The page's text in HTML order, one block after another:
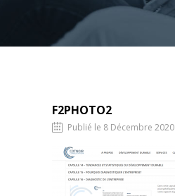
F2PHOTO2
Publié le 8 Décembre 2020